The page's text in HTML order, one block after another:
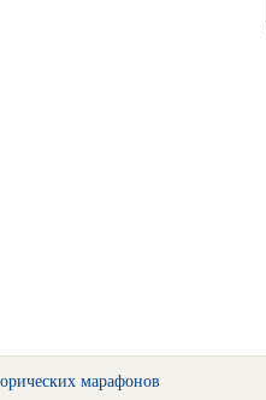
марафонов